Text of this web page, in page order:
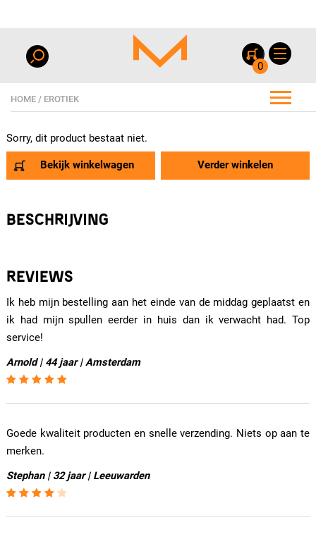
0
HOME / EROTIEK
Sorry, dit product bestaat niet.
Bekijk winkelwagen Verder winkelen
BESCHRIJVING
REVIEWS
Ik heb mijn bestelling aan het einde van de middag geplaatst en
ik had mijn spullen eerder in huis dan ik verwacht had. Top
service!
Arnold | 44 jaar | Amsterdam
Goede kwaliteit producten en snelle verzending. Niets op aan te
merken.
Stephan | 32 jaar | Leeuwarden